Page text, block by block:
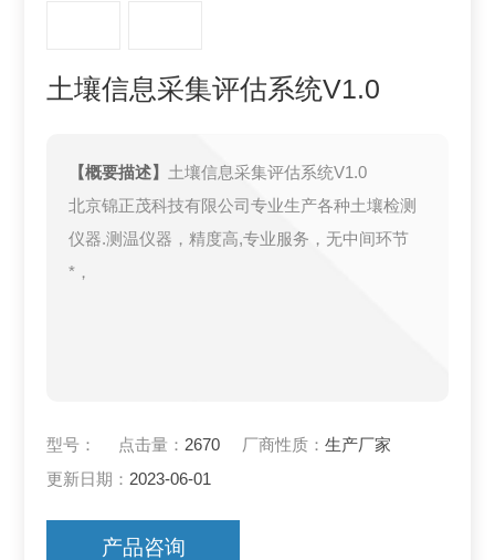
土壤信息采集评估系统V1.0
【概要描述】 土壤信息采集评估系统V1.0
北京锦正茂科技有限公司专业生产各种土壤检测
仪器.测温仪器，精度高,专业服务，无中间环节
*，
型号： 点击量： 2670 厂商性质：生产厂家
更新日期： 2023-06-01
产品咨询